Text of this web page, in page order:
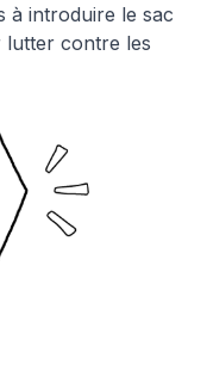
à introduire le sac
lutter contre les